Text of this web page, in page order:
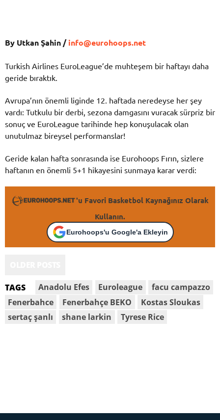
By Utkan Şahin /info@eurohoops.net
Turkish Airlines EuroLeague’de muhteşem bir haftayı daha
geride bıraktık.
Avrupa’nın önemli liginde 12. haftada neredeyse her şey
vardı: Tutkulu bir derbi, sezona damgasını vuracak sürpriz bir
sonuç ve EuroLeague tarihinde hep konuşulacak olan
unutulmaz bireysel performanslar!
Geride kalan hafta sonrasında ise Eurohoops Fırın, sizlere
haftanın en önemli 5+1 hikayesini sunmaya karar verdi:
'u Favori Basketbol Kaynağınız Olarak
Kullanın.
Eurohoops'u Google'a Ekleyin
TAGS Anadolu Efes Euroleague
facu campazzo
Fenerbahce
Fenerbahçe BEKO
Kostas Sloukas
sertaç şanlı
shane larkin Tyrese Rice